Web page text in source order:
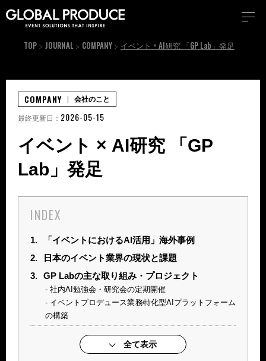
TOP JOURNAL COMPANY イベント × AI研究 「GP Lab」発足
イベント × AI研究 「GP
Lab」発足
INDEX
1.
「イベントにおけるAI活用」海外事例
2.
日本のイベント業界の現状と課題
3. GP Labの主な取り組み・プロジェクト
社内AI勉強会・研究会の定期開催
イベントプロデュース業務特化型AIプラットフォーム
の構築
全て表示
COMPANY 会社のこと
最終更新日： 2026-05-15